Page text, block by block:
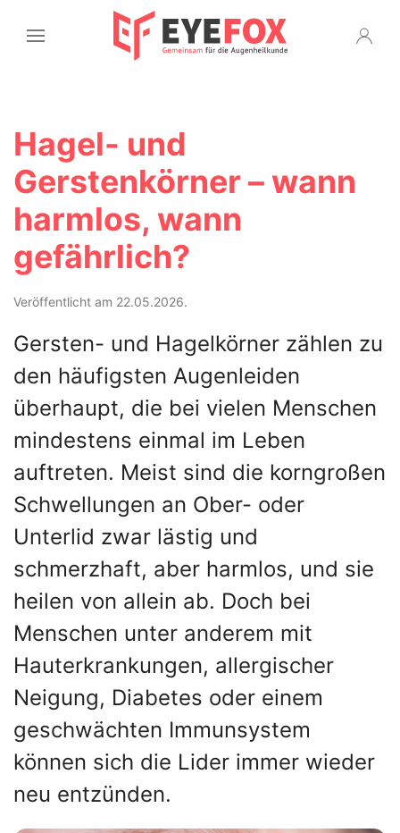
Hagel- und
Gerstenkörner – wann
harmlos, wann
gefährlich?
Veröffentlicht am 22.05.2026.
Gersten- und Hagelkörner zählen zu
den häufigsten Augenleiden
überhaupt, die bei vielen Menschen
mindestens einmal im Leben
auftreten. Meist sind die korngroßen
Schwellungen an Ober- oder
Unterlid zwar lästig und
schmerzhaft, aber harmlos, und sie
heilen von allein ab. Doch bei
Menschen unter anderem mit
Hauterkrankungen, allergischer
Neigung, Diabetes oder einem
geschwächten Immunsystem
können sich die Lider immer wieder
neu entzünden.